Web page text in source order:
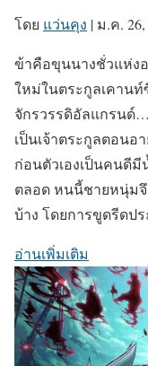
โดย แว่นคุง | ม.ค. 26,
ข้าคือขุนนางชั่วแห่ง
ใหม่ในตระกูลเคาน
จักรวรรดิอัลแกรนด์
เป็นเจ้าตระกูลตอนอ
ก่อนตัวเองเป็นคนดีมี
ตลอด หนนี้ชายหนุ่มจึ
บ้าง โดยการขูดรีดป
อ่านเพิ่มเติม